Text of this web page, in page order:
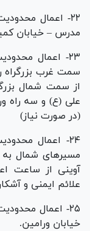
۲۲- اعمال
مدرس – خیابان
۲۳- اعمال
سمت غرب بزرگراه
از سمت شمال
علی (ع) و سه راه
(در صورت نیاز)
۲۴- اعمال
مسیر‌های شمال
آوینی از ساعت
علائم ایمنی و
۲۵- اعمال
خیابان ورامین.